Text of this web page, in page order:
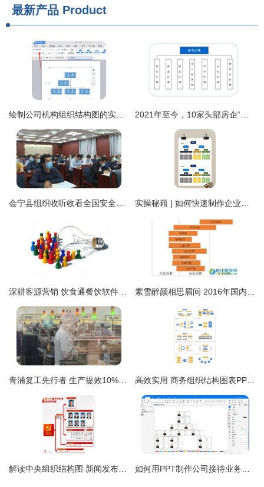
最新产品 Product